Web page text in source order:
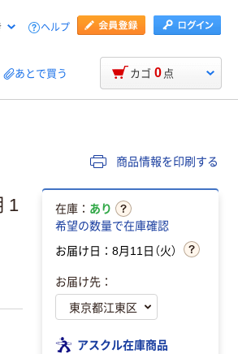
ヘルプ
あとで買う カゴ 0 点
商品情報を印刷する
1
在庫： あり
希望の数量で在庫確認
お届け日：8月11日（火）
お届け先：
アスクル在庫商品